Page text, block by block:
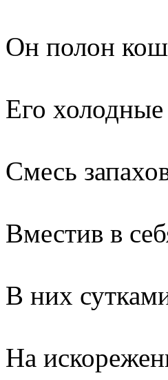
Он полон
Его
Смесь
Вместив в
В них
На